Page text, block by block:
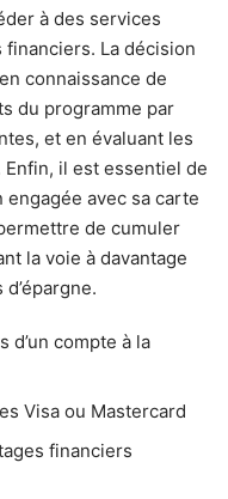
à des services
La décision
connaissance de
du programme par
et en évaluant les
il est essentiel de
engagée avec sa carte
de cumuler
la voie à davantage
compte à la
Visa ou Mastercard
financiers